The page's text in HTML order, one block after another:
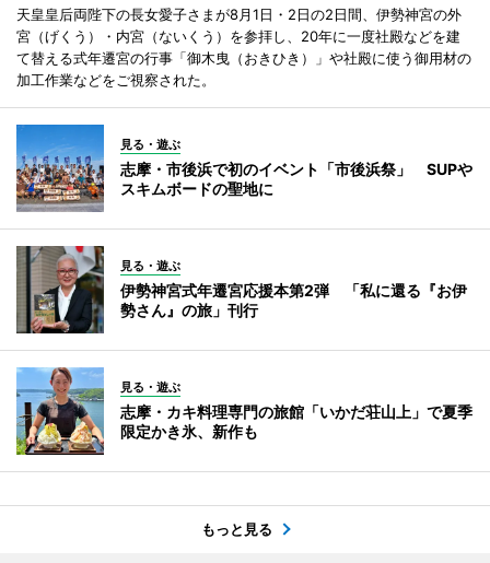
天皇皇后両陛下の長女愛子さまが8月1日・2日の2日間、伊勢神宮の外
宮（げくう）・内宮（ないくう）を参拝し、20年に一度社殿などを建
て替える式年遷宮の行事「御木曳（おきひき）」や社殿に使う御用材の
加工作業などをご視察された。
見る・遊ぶ
志摩・市後浜で初のイベント「市後浜祭」 SUPや
スキムボードの聖地に
見る・遊ぶ
伊勢神宮式年遷宮応援本第2弾 「私に還る『お伊
勢さん』の旅」刊行
見る・遊ぶ
志摩・カキ料理専門の旅館「いかだ荘山上」で夏季
限定かき氷、新作も
もっと見る